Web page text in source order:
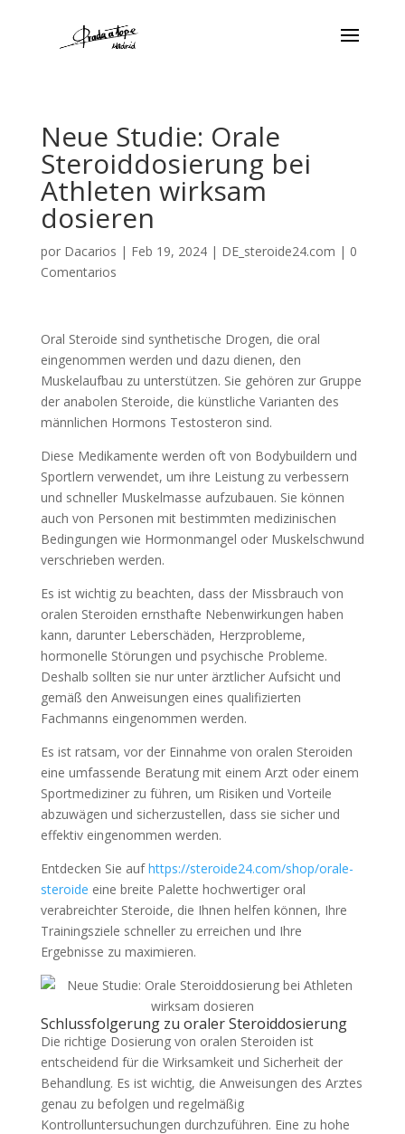
Neue Studie: Orale
Steroiddosierung bei
Athleten wirksam
dosieren
por Dacarios | Feb 19, 2024| DE_steroide24.com | 0
Comentarios
Oral Steroide sind synthetische Drogen, die oral
eingenommen werden und dazu dienen, den
Muskelaufbau zu unterstützen. Sie gehören zur Gruppe
der anabolen Steroide, die künstliche Varianten des
männlichen Hormons Testosteron sind.
Diese Medikamente werden oft von Bodybuildern und
Sportlern verwendet, um ihre Leistung zu verbessern
und schneller Muskelmasse aufzubauen. Sie können
auch von Personen mit bestimmten medizinischen
Bedingungen wie Hormonmangel oder Muskelschwund
verschrieben werden.
Es ist wichtig zu beachten, dass der Missbrauch von
oralen Steroiden ernsthafte Nebenwirkungen haben
kann, darunter Leberschäden, Herzprobleme,
hormonelle Störungen und psychische Probleme.
Deshalb sollten sie nur unter ärztlicher Aufsicht und
gemäß den Anweisungen eines qualifizierten
Fachmanns eingenommen werden.
Es ist ratsam, vor der Einnahme von oralen Steroiden
eine umfassende Beratung mit einem Arzt oder einem
Sportmediziner zu führen, um Risiken und Vorteile
abzuwägen und sicherzustellen, dass sie sicher und
effektiv eingenommen werden.
Entdecken Sie aufhttps://steroide24.com/shop/orale-
steroide eine breite Palette hochwertiger oral
verabreichter Steroide, die Ihnen helfen können, Ihre
Trainingsziele schneller zu erreichen und Ihre
Ergebnisse zu maximieren.
Schlussfolgerung zu oraler Steroiddosierung
Die richtige Dosierung von oralen Steroiden ist
entscheidend für die Wirksamkeit und Sicherheit der
Behandlung. Es ist wichtig, die Anweisungen des Arztes
genau zu befolgen und regelmäßig
Kontrolluntersuchungen durchzuführen. Eine zu hohe